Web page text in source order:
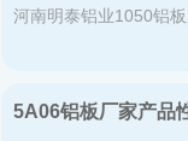
河南明泰铝业1050铝
5A06铝板厂家产品